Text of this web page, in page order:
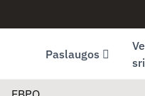
Paslaugos